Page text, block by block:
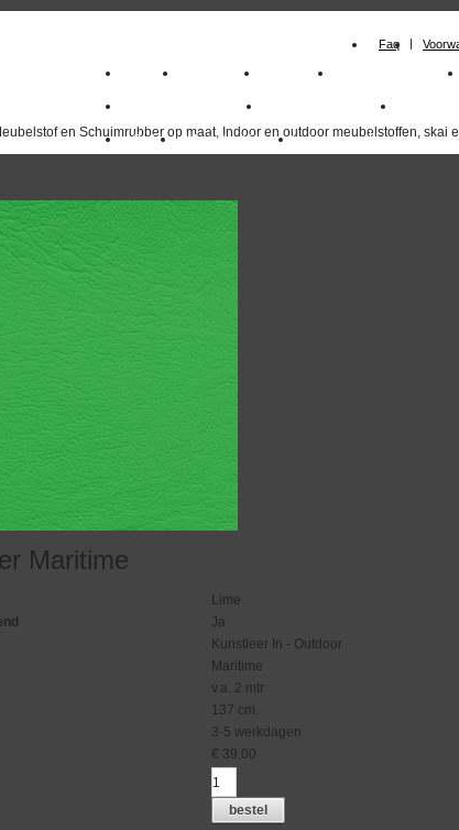
Faq
en Schuimrubber op maat, Indoor en outdoor meubelstoffen, skai
Home Meubelstof Kunstleer Schuimrubberplaten
milano_outdoorstoffen skai kunstleer kopen
Outlet Meubelstof indoor duurzaam
Maritime
Lime
Ja
Kunstleer In - Outdoor
Maritime
v.a. 2 mtr.
137 cm.
3-5 werkdagen
€ 39,00
bestel